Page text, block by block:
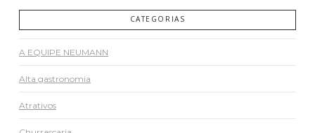
CATEGORIAS
A EQUIPE NEUMANN
Alta gastronomia
Atrativos